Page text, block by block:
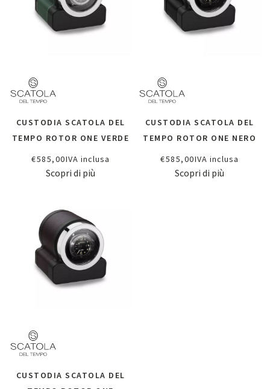
CUSTODIA SCATOLA DEL
TEMPO ROTOR ONE VERDE
€585,00IVA inclusa
Scopri di più
CUSTODIA SCATOLA DEL
TEMPO ROTOR ONE NERO
€585,00IVA inclusa
Scopri di più
CUSTODIA SCATOLA DEL